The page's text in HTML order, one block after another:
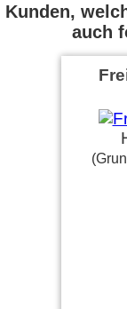
Kunden,
auch